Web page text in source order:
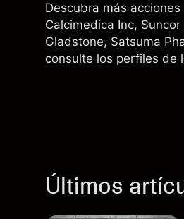
Descubra más
Calcimedica Inc, Suncor
Gladstone, Satsuma
consulte los perfiles de
Últimos